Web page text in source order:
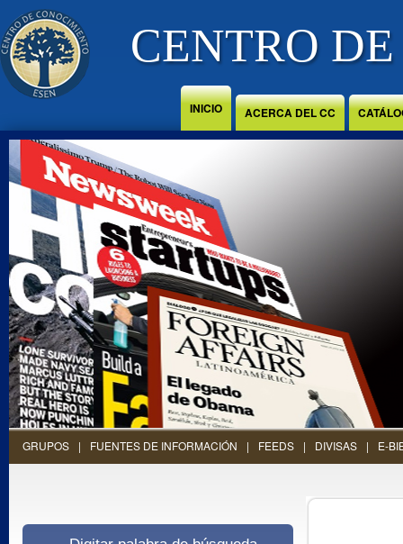
Jump to Content
CENTRO
INICIO ACERCA DEL CC
GRUPOS FUENTES DE INFORMACIÓN FEEDS DIVISAS E-